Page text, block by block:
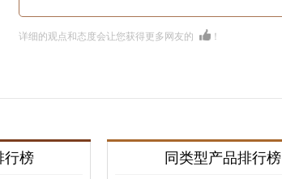
详细的观点和态度会让您获得更多网友的 ！
行榜 同类型产品排行榜